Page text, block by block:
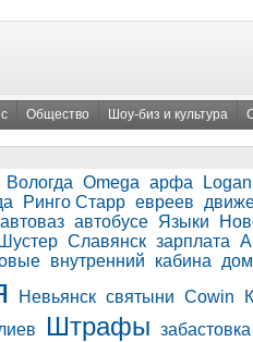
Общество Шоу-биз и культура
Вологда Omega арфа Logan
Ринго Старр евреев
автоваз автобусе Языки
Славянск зарплата
внутренний кабина
Невьянск святыни Cowin
Штрафы забастовка